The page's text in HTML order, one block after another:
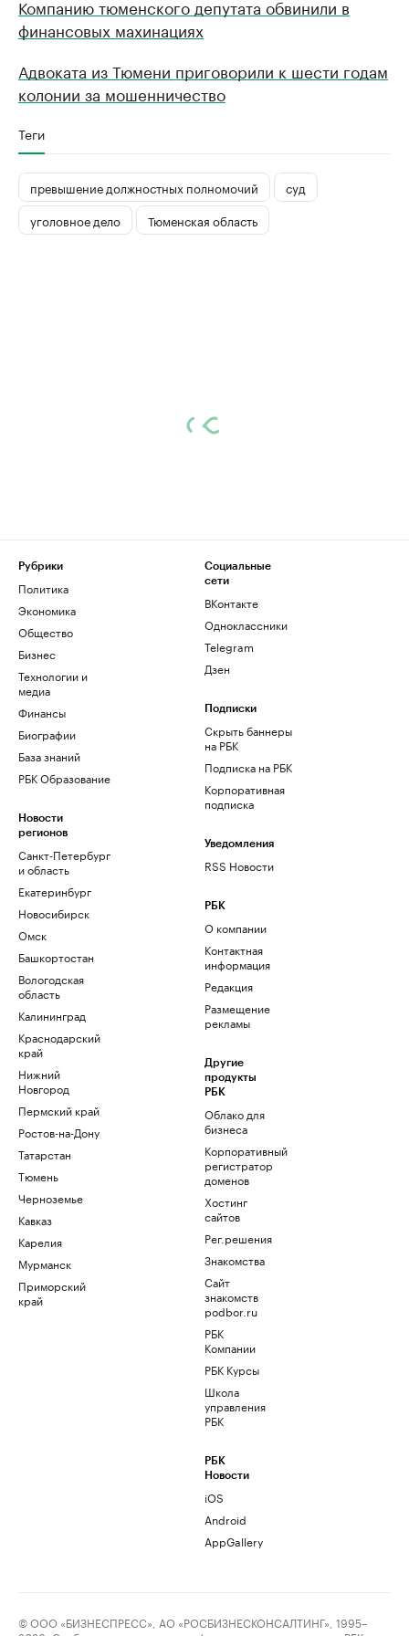
Компанию тюменского депутата обвинили в
финансовых махинациях
Адвоката из Тюмени приговорили к шести годам
колонии за мошенничество
Теги
превышение должностных полномочий
суд
уголовное дело
Тюменская область
Рубрики
Политика
Экономика
Общество
Бизнес
Технологии и
медиа
Финансы
Биографии
База знаний
РБК Образование
Новости
регионов
Санкт-Петербург
и область
Екатеринбург
Новосибирск
Омск
Башкортостан
Вологодская
область
Калининград
Краснодарский
край
Нижний
Новгород
Пермский край
Ростов-на-Дону
Татарстан
Тюмень
Черноземье
Кавказ
Карелия
Мурманск
Приморский
край
Социальные
сети
ВКонтакте
Одноклассники
Telegram
Дзен
Подписки
Скрыть баннеры
на РБК
Подписка на РБК
Корпоративная
подписка
Уведомления
RSS Новости
РБК
О компании
Контактная
информация
Редакция
Размещение
рекламы
Другие
продукты
РБК
Облако для
бизнеса
Корпоративный
регистратор
доменов
Хостинг
сайтов
Рег.решения
Знакомства
Сайт
знакомств
podbor.ru
РБК
Компании
РБК Курсы
Школа
управления
РБК
РБК
Новости
iOS
Android
AppGallery
© ООО «БИЗНЕСПРЕСС», АО «РОСБИЗНЕСКОНСАЛТИНГ», 1995–